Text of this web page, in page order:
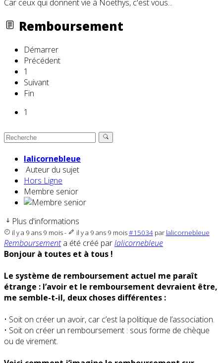
Car ceux qui donnent vie à Noethys, c'est vous...
Remboursement
Démarrer
Précédent
1
Suivant
Fin
1
lalicornebleue
Auteur du sujet
Hors Ligne
Membre senior
Plus d'informations
il y a 9 ans 9 mois- il y a 9 ans 9 mois#15034 par lalicornebleue
Remboursementa été créé parlalicornebleue
Bonjour à toutes et à tous !
Le système de remboursement actuel me paraît
étrange : l’avoir et le remboursement devraient être,
me semble-t-il, deux choses différentes :
• Soit on créer un avoir, car c’est la politique de l’association.
• Soit on créer un remboursement : sous forme de chèque
ou de virement.